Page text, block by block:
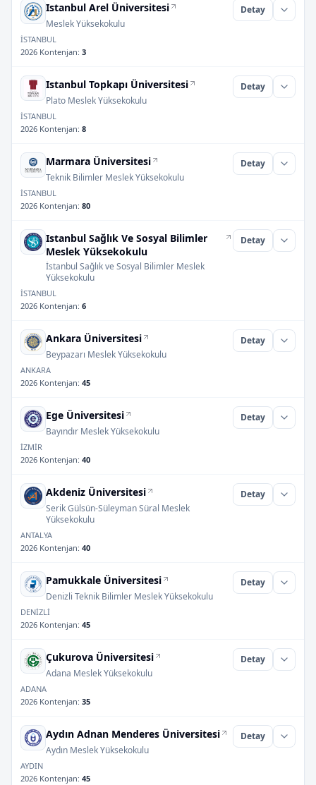
Istanbul Arel Üniversitesi
Meslek Yüksekokulu
Detay
İSTANBUL
2026 Kontenjan: 3
Istanbul Topkapı Üniversitesi
Plato Meslek Yüksekokulu
Detay
İSTANBUL
2026 Kontenjan: 8
Marmara Üniversitesi
Teknik Bilimler Meslek Yüksekokulu
Detay
İSTANBUL
2026 Kontenjan: 80
Istanbul Sağlık Ve Sosyal Bilimler
Meslek Yüksekokulu
İstanbul Sağlık ve Sosyal Bilimler Meslek
Yüksekokulu
Detay
İSTANBUL
2026 Kontenjan: 6
Ankara Üniversitesi
Beypazarı Meslek Yüksekokulu
Detay
ANKARA
2026 Kontenjan: 45
Ege Üniversitesi
Bayındır Meslek Yüksekokulu
Detay
İZMİR
2026 Kontenjan: 40
Akdeniz Üniversitesi
Serik Gülsün-Süleyman Süral Meslek
Yüksekokulu
Detay
ANTALYA
2026 Kontenjan: 40
Pamukkale Üniversitesi
Denizli Teknik Bilimler Meslek Yüksekokulu
Detay
DENİZLİ
2026 Kontenjan: 45
Çukurova Üniversitesi
Adana Meslek Yüksekokulu
Detay
ADANA
2026 Kontenjan: 35
Aydın Adnan Menderes Üniversitesi
Aydın Meslek Yüksekokulu
Detay
AYDIN
2026 Kontenjan: 45